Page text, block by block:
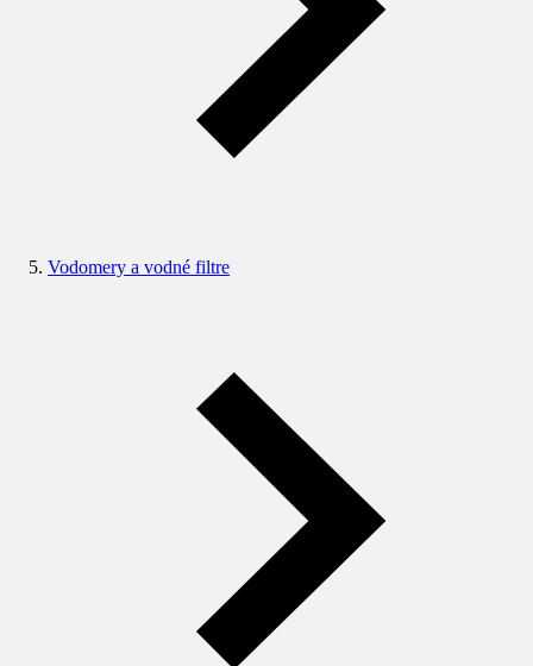
Vodomery a vodné filtre